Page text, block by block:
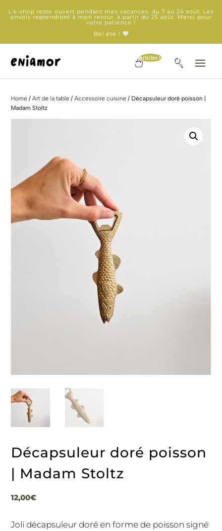
L'e-shop reste ouvert pendant mes vacances, du 7 au 24 août. Les
envois reprendront à mon retour, à partir du 25 août. Merci pour
votre patience !
Bel été !
Articles 0
Home /Art de la table /Accessoire cuisine / Décapsuleur doré poisson |
Madam Stoltz
Décapsuleur doré poisson
| Madam Stoltz
12,00€
Joli décapsuleur doré en forme de poisson signé